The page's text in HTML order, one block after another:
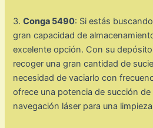
3.Conga 5490: Si estás
gran capacidad de
excelente opción. Con su
recoger una gran cantidad de
necesidad de vaciarlo con
ofrece una potencia de succión
navegación láser para una